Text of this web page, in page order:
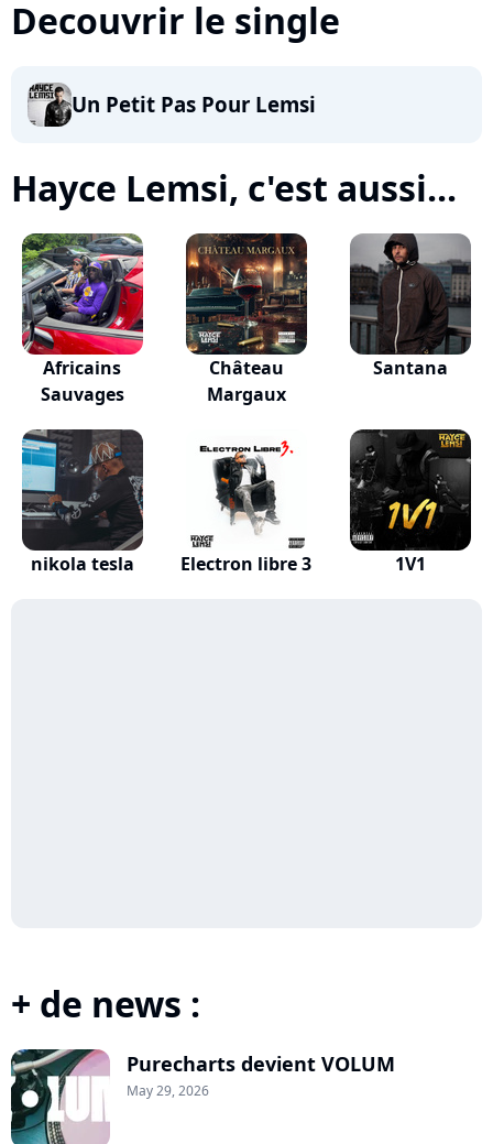
Decouvrir le single
Un Petit Pas Pour Lemsi
Hayce Lemsi, c'est aussi...
Africains
Sauvages
Château
Margaux
Santana
nikola tesla Electron libre 3 1V1
+ de news :
Purecharts devient VOLUM
May 29, 2026